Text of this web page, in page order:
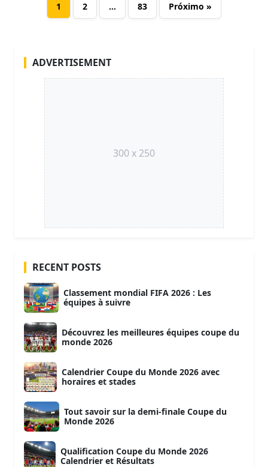
1 2 … 83 Próximo »
ADVERTISEMENT
300 x 250
RECENT POSTS
Classement mondial FIFA 2026 : Les
équipes à suivre
Découvrez les meilleures équipes coupe du
monde 2026
Calendrier Coupe du Monde 2026 avec
horaires et stades
Tout savoir sur la demi-finale Coupe du
Monde 2026
Qualification Coupe du Monde 2026
Calendrier et Résultats